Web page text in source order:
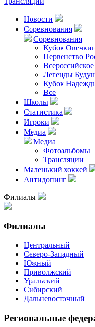
Новости
Соревнования
Соревнования
Кубок
Первенство
Легенды
Кубок
Все
Школы
Статистика
Игроки
Медиа
Медиа
Фотоальбомы
Трансляции
Маленький хоккей
Антидопинг
Филиалы
Филиалы
Центральный
Северо-Западный
Южный
Приволжский
Уральский
Сибирский
Дальневосточный
Региональные